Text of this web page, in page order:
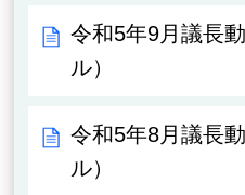
令和5年9月議長
ル）
令和5年8月議長
ル）